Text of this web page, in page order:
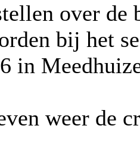
over de
bij het
in
weer de